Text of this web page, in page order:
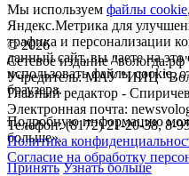
©2026
Сетевое издание
Учредитель: МАУ "ИИЦ
Главный редактор -
Электронная почта:
Телефон: (8172) 21-20-38, 8-
Политика
Согласие на обработку
Мы используем файлы cookie
Яндекс.Метрика для
трафика и персонализации
данный сайт, вы даете на это
использовать файлы cookie,
браузера.
Подробную информацию
больше».
Принять Узнать больше